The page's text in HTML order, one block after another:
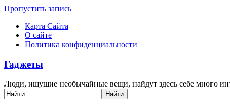
Пропустить запись
Карта Сайта
О сайте
Политика конфиденциальности
Гаджеты
Люди, ищущие необычайные вещи, найдут здесь себе много